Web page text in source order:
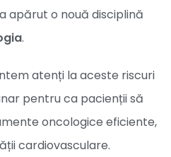
apărut o nouă disciplină
.
atenți la aceste riscuri
pentru ca pacienții să
oncologice eficiente,
cardiovasculare.